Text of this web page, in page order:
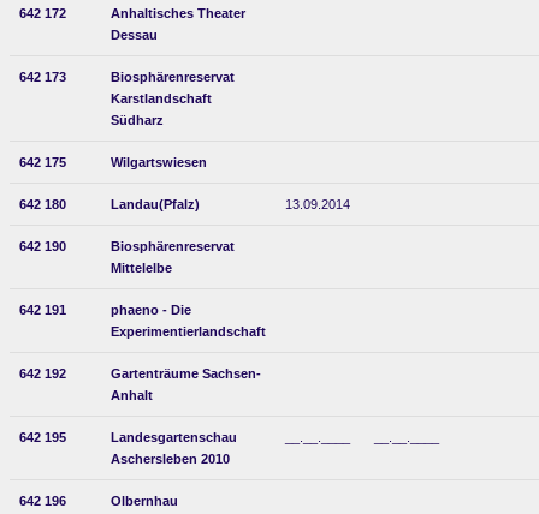
642 172
Anhaltisches Theater
Dessau
642 173
Biosphärenreservat
Karstlandschaft
Südharz
642 175 Wilgartswiesen
642 180 Landau(Pfalz) 13.09.2014
642 190
Biosphärenreservat
Mittelelbe
642 191
phaeno - Die
Experimentierlandschaft
642 192
Gartenträume Sachsen-
Anhalt
642 195
Landesgartenschau
Aschersleben 2010
642 196
Olbernhau